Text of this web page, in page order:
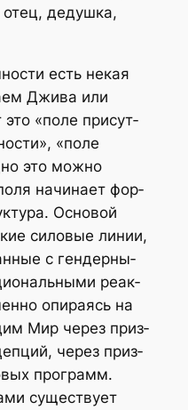
дедуш­ка,
есть некая
Джи­ва или
«поле при­сут­
«поле
это мож­но
начи­на­ет фор­
Осно­вой
сило­вые линии,
с ген­дер­ны­
реак­
опи­ра­ясь на
Мир через приз­
через приз­
про­грамм.
суще­ству­ет